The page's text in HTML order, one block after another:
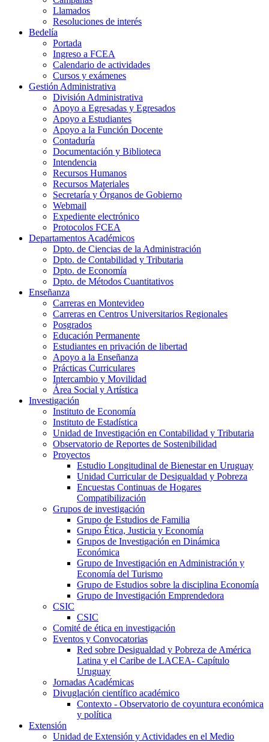
Llamados
Resoluciones de interés
Bedelía
Portada
Ingreso a FCEA
Calendario de actividades
Cursos y exámenes
Gestión Administrativa
División Administrativa
Apoyo a Egresadas y Egresados
Apoyo a Estudiantes
Apoyo a la Función Docente
Contaduría
Documentación y Biblioteca
Intendencia
Recursos Humanos
Recursos Materiales
Secretaría y Órganos de Gobierno
Webmail
Expediente electrónico
Protocolos FCEA
Departamentos Académicos
Dpto. de Ciencias de la Administración
Dpto. de Contabilidad y Tributaria
Dpto. de Economía
Dpto. de Métodos Cuantitativos
Enseñanza
Carreras en Montevideo
Carreras en Centros Universitarios Regionales
Posgrados
Educación Permanente
Estudiantes en privación de libertad
Apoyo a la Enseñanza
Prácticas Curriculares
Intercambio y Movilidad
Área Social y Artística
Investigación
Instituto de Economía
Instituto de Estadística
Unidad de Investigación en Contabilidad y Tributaria
Observatorio de Reportes de Sostenibilidad
Proyectos
Estudio Longitudinal de Bienestar en Uruguay
Unidad Curricular de Desigualdad y Pobreza
Encuestas Continuas de Hogares
Compatibilización
Grupos de investigación
Grupo de Estudios de Familia
Grupo Ética, Justicia y Economía
Grupos de Investigación en Dinámica
Económica
Grupo de Investigación en Administración y
Economía del Turismo
Grupo de Estudios sobre la disciplina Economía
Grupo de Investigación Emprendedora
CSIC
CSIC
Comité de ética en investigación
Eventos y Convocatorias
Red sobre Desigualdad y Pobreza de América
Latina y el Caribe de LACEA- Capítulo
Uruguay
Jornadas Académicas
Divuglación científico académico
Contexto - Observatorio de coyuntura económica
y política
Extensión
Unidad de Extensión y Actividades en el Medio